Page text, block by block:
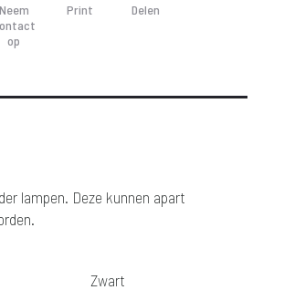
Neem
op
Print Delen
lampen. Deze kunnen apart
Zwart